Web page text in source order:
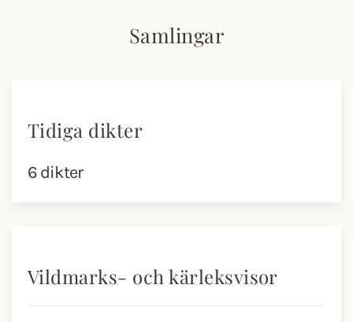
Samlingar
Tidiga dikter
6 dikter
Vildmarks- och kärleksvisor